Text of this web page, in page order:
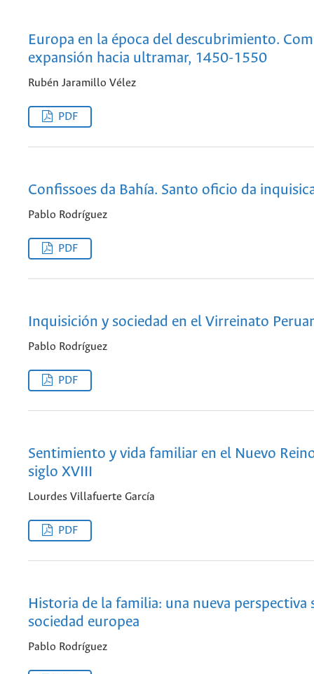
Europa en la época del descubrimiento.
expansión hacia ultramar, 1450-1550
Rubén Jaramillo Vélez
PDF
Confissoes da Bahía. Santo oficio da
Pablo Rodríguez
PDF
Inquisición y sociedad en el Virreinato
Pablo Rodríguez
PDF
Sentimiento y vida familiar en el Nuevo
siglo XVIII
Lourdes Villafuerte García
PDF
Historia de la familia: una nueva perspectiva
sociedad europea
Pablo Rodríguez